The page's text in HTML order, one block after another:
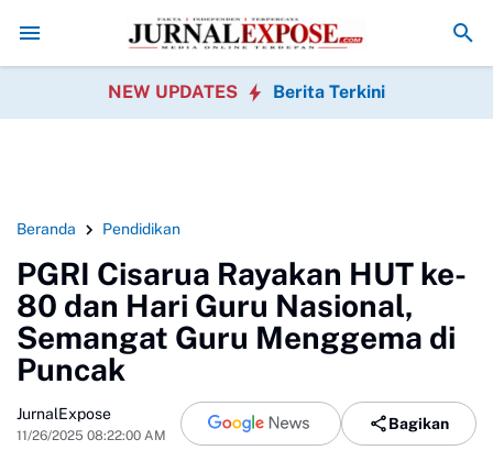
Polrestabes Medan Transparan Usut Kematian Winda Forwatu
NEW UPDATES Berita Terkini
Beranda Pendidikan
PGRI Cisarua Rayakan HUT ke-
80 dan Hari Guru Nasional,
Semangat Guru Menggema di
Puncak
JurnalExpose
11/26/2025 08:22:00 AM
Bagikan